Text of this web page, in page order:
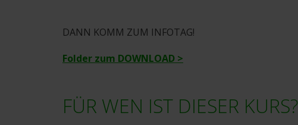
DANN KOMM ZUM INFOTAG!
Folder zum DOWNLOAD >
FÜR WEN IST DIESER KURS?